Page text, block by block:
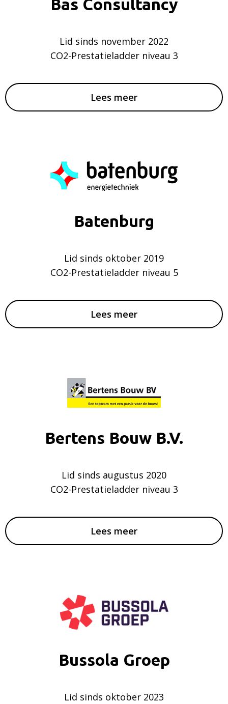
Bas Consultancy
Lid sinds november 2022
CO2-Prestatieladder niveau 3
Lees meer
Batenburg
Lid sinds oktober 2019
CO2-Prestatieladder niveau 5
Lees meer
Bertens Bouw B.V.
Lid sinds augustus 2020
CO2-Prestatieladder niveau 3
Lees meer
Bussola Groep
Lid sinds oktober 2023